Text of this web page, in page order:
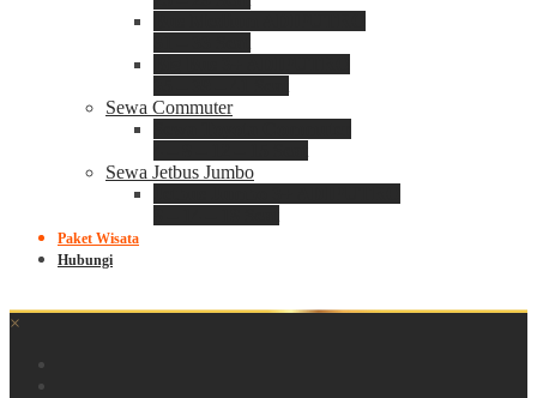
Sewa Commuter
Sewa Jetbus Jumbo
Paket Wisata
Hubungi
×